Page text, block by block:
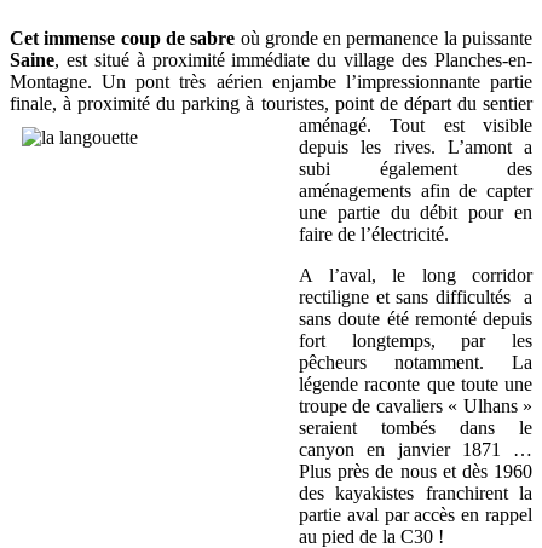
Cet immense coup de sabre où gronde en permanence la puissante
Saine, est situé à proximité immédiate du village des Planches-en-
Montagne. Un pont très aérien enjambe l’impressionnante partie
finale, à proximité du parking à touristes, point de départ du sentier
aménagé. Tout est visible
depuis les rives. L’amont a
subi également des
aménagements afin de capter
une partie du débit pour en
faire de l’électricité.
A l’aval, le long corridor
rectiligne et sans difficultés a
sans doute été remonté depuis
fort longtemps, par les
pêcheurs notamment. La
légende raconte que toute une
troupe de cavaliers « Ulhans »
seraient tombés dans le
canyon en janvier 1871 …
Plus près de nous et dès 1960
des kayakistes franchirent la
partie aval par accès en rappel
au pied de la C30 !